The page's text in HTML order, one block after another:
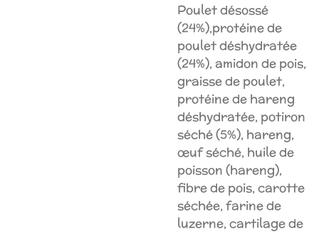
Poulet désossé
(24%),protéine de
poulet déshydratée
(24%), amidon de pois,
graisse de poulet,
protéine de hareng
déshydratée, potiron
séché (5%), hareng,
œuf séché, huile de
poisson (hareng),
fibre de pois, carotte
séchée, farine de
luzerne, cartilage de